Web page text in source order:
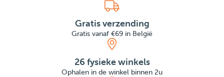
Gratis verzending
Gratis vanaf €69 in België
26 fysieke winkels
Ophalen in de winkel binnen 2u